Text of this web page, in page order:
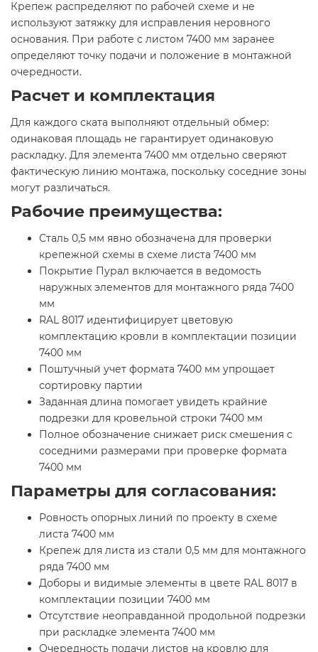
Крепеж распределяют по рабочей схеме и не
используют затяжку для исправления неровного
основания. При работе с листом 7400 мм заранее
определяют точку подачи и положение в монтажной
очередности.
Расчет и комплектация
Для каждого ската выполняют отдельный обмер:
одинаковая площадь не гарантирует одинаковую
раскладку. Для элемента 7400 мм отдельно сверяют
фактическую линию монтажа, поскольку соседние зоны
могут различаться.
Рабочие преимущества:
Сталь 0,5 мм явно обозначена для проверки
крепежной схемы в схеме листа 7400 мм
Покрытие Пурал включается в ведомость
наружных элементов для монтажного ряда 7400
мм
RAL 8017 идентифицирует цветовую
комплектацию кровли в комплектации позиции
7400 мм
Поштучный учет формата 7400 мм упрощает
сортировку партии
Заданная длина помогает увидеть крайние
подрезки для кровельной строки 7400 мм
Полное обозначение снижает риск смешения с
соседними размерами при проверке формата
7400 мм
Параметры для согласования:
Ровность опорных линий по проекту в схеме
листа 7400 мм
Крепеж для листа из стали 0,5 мм для монтажного
ряда 7400 мм
Доборы и видимые элементы в цвете RAL 8017 в
комплектации позиции 7400 мм
Отсутствие неоправданной продольной подрезки
при раскладке элемента 7400 мм
Очередность подачи листов на кровлю для